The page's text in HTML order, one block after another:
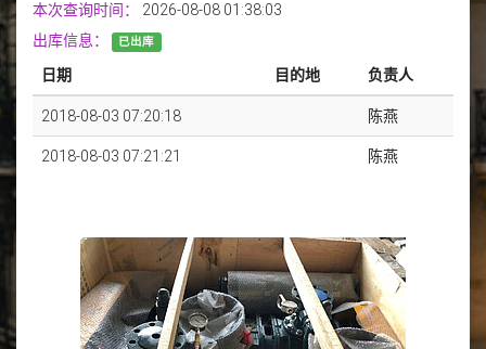
本次查询时间：
2026-08-08 01:38:03
出库信息：
已出库
日期 目的地 负责人
2018-08-03 07:20:18 陈燕
2018-08-03 07:21:21 陈燕